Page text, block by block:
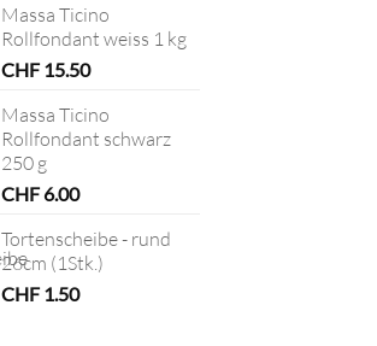
Massa Ticino
Rollfondant weiss 1 kg
CHF15.50
Massa Ticino
Rollfondant schwarz
250 g
CHF6.00
Tortenscheibe - rund
26cm (1Stk.)
CHF1.50